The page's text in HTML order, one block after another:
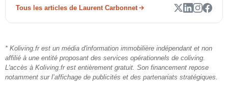
Tous les articles de Laurent Carbonnet
* Koliving.fr est un média d'information immobilière indépendant et non
affilié à une entité proposant des services opérationnels de coliving.
L'accès à Koliving.fr est entièrement gratuit. Son financement repose
notamment sur l’affichage de publicités et des partenariats stratégiques.